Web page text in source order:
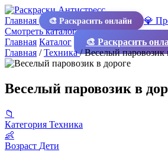
Главная 🎨 Раскрасить онлайн
💎
Смотреть каталог
Главная Каталог 🎨 Раскрасить
Главная /Техника/Веселый паровозик
Веселый паровозик в
📁
Категория Техника
👶
Возраст Дети